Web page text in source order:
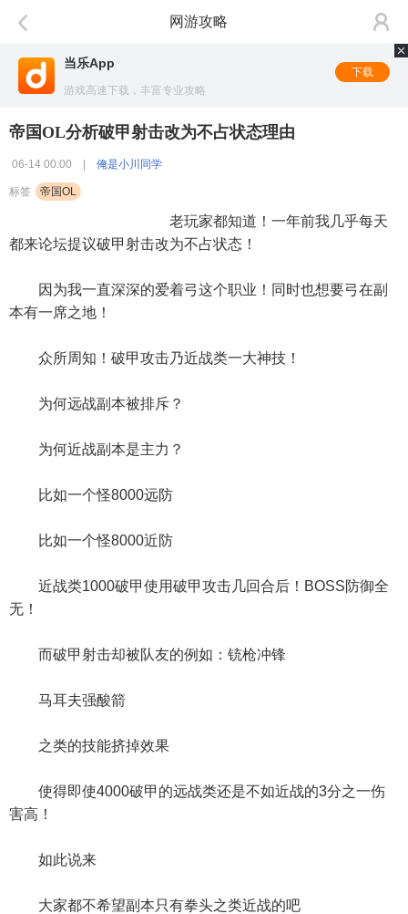
网游攻略
当乐App
游戏高速下载，丰富专业攻略
下载
帝国OL分析破甲射击改为不占状态理由
06-14 00:00 |俺是小川同学
标签 帝国OL
老玩家都知道！一年前我几乎每天
都来论坛提议破甲射击改为不占状态！
因为我一直深深的爱着弓这个职业！同时也想要弓在副
本有一席之地！
众所周知！破甲攻击乃近战类一大神技！
为何远战副本被排斥？
为何近战副本是主力？
比如一个怪8000远防
比如一个怪8000近防
近战类1000破甲使用破甲攻击几回合后！BOSS防御全
无！
而破甲射击却被队友的例如：铳枪冲锋
马耳夫强酸箭
之类的技能挤掉效果
使得即使4000破甲的远战类还是不如近战的3分之一伤
害高！
如此说来
大家都不希望副本只有拳头之类近战的吧